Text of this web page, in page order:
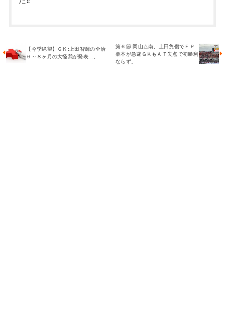
【今季絶望】ＧＫ:上田智輝の全治
６～８ヶ月の大怪我が発表…。
第６節:岡山△南、上田負傷でＦＰ
栗本が急遽ＧＫもＡＴ失点で初勝利
ならず。